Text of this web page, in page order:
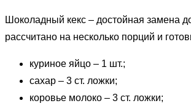
Шоколадный кекс – достойная замена
рассчитано на несколько порций и
куриное яйцо – 1 шт.;
сахар – 3 ст. ложки;
коровье молоко – 3 ст. ложки;